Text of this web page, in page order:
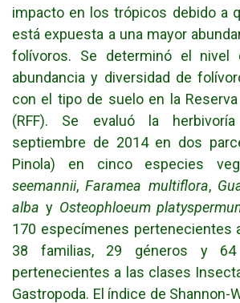
impacto en los trópicos debido a
está expuesta a una mayor
folívoros. Se determinó el nivel
abundancia y diversidad de
con el tipo de suelo en la
(RFF). Se evaluó la
septiembre de 2014 en dos
Pinola) en cinco especies
seemannii,Faramea multiflora,
alba y Osteophloeum
170 especímenes pertenecientes
38 familias, 29 géneros y 64
pertenecientes a las clases
Gastropoda. El índice de Shannon-